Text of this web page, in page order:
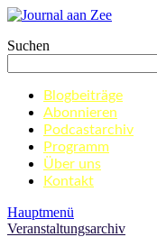
Zum
springen
Journal aan Zee
Suchen
Blogbeiträge
Abonnieren
Podcastarchiv
Programm
Über uns
Kontakt
Hauptmenü
Veranstaltungsarchiv